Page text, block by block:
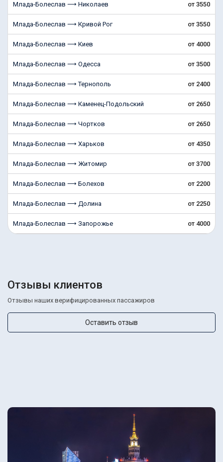
Млада-Болеслав ⟶ Николаев от 3550
Млада-Болеслав ⟶ Кривой Рог от 3550
Млада-Болеслав ⟶ Киев от 4000
Млада-Болеслав ⟶ Одесса от 3500
Млада-Болеслав ⟶ Тернополь от 2400
Млада-Болеслав ⟶ Каменец-Подольский от 2650
Млада-Болеслав ⟶ Чортков от 2650
Млада-Болеслав ⟶ Харьков от 4350
Млада-Болеслав ⟶ Житомир от 3700
Млада-Болеслав ⟶ Болехoв от 2200
Млада-Болеслав ⟶ Долина от 2250
Млада-Болеслав ⟶ Запорожье от 4000
Отзывы клиентов
Отзывы наших верифицированных пассажиров
Оставить отзыв